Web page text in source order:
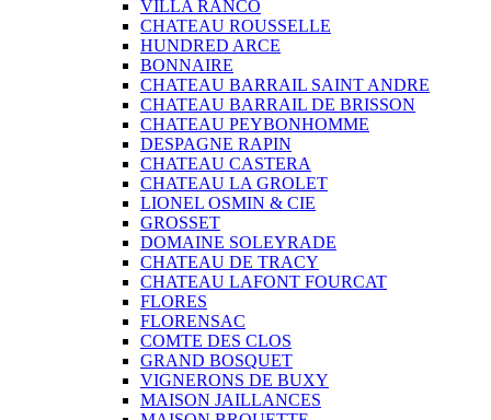
VILLA RANCO
CHATEAU ROUSSELLE
HUNDRED ARCE
BONNAIRE
CHATEAU BARRAIL SAINT ANDRE
CHATEAU BARRAIL DE BRISSON
CHATEAU PEYBONHOMME
DESPAGNE RAPIN
CHATEAU CASTERA
CHATEAU LA GROLET
LIONEL OSMIN & CIE
GROSSET
DOMAINE SOLEYRADE
CHATEAU DE TRACY
CHATEAU LAFONT FOURCAT
FLORES
FLORENSAC
COMTE DES CLOS
GRAND BOSQUET
VIGNERONS DE BUXY
MAISON JAILLANCES